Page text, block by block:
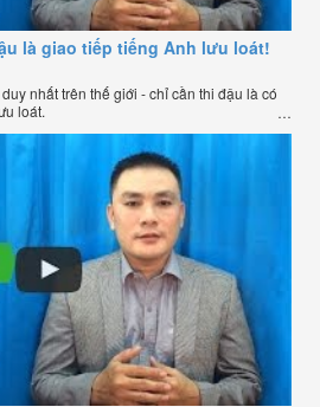
là giao tiếp tiếng Anh lưu loát!
nhất trên thế giới - chỉ cần thi đậu là có
loát.